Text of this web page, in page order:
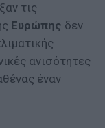
τις
Ευρώπης δεν
ανισότητες
έναν